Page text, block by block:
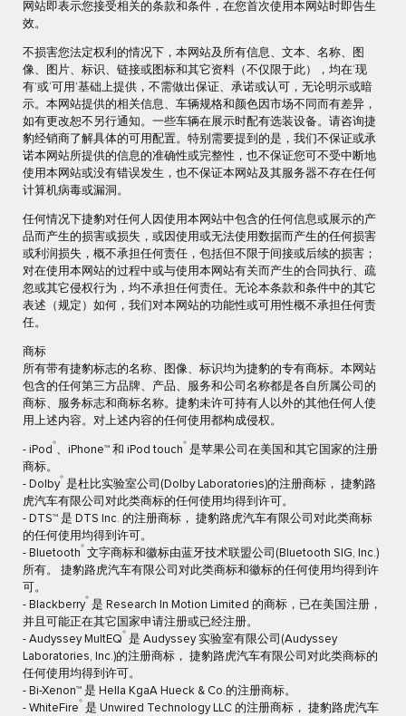
网站即表示您接受相关的条款和条件，在您首次使用本网站时即告生
效。
不损害您法定权利的情况下，本网站及所有信息、文本、名称、图
像、图片、标识、链接或图标和其它资料（不仅限于此），均在‘现
有’或‘可用’基础上提供，不需做出保证、承诺或认可，无论明示或暗
示。本网站提供的相关信息、车辆规格和颜色因市场不同而有差异，
如有更改恕不另行通知。一些车辆在展示时配有选装设备。请咨询捷
豹经销商了解具体的可用配置。特别需要提到的是，我们不保证或承
诺本网站所提供的信息的准确性或完整性，也不保证您可不受中断地
使用本网站或没有错误发生，也不保证本网站及其服务器不存在任何
计算机病毒或漏洞。
任何情况下捷豹对任何人因使用本网站中包含的任何信息或展示的产
品而产生的损害或损失，或因使用或无法使用数据而产生的任何损害
或利润损失，概不承担任何责任，包括但不限于间接或后续的损害；
对在使用本网站的过程中或与使用本网站有关而产生的合同执行、疏
忽或其它侵权行为，均不承担任何责任。无论本条款和条件中的其它
表述（规定）如何，我们对本网站的功能性或可用性概不承担任何责
任。
商标
所有带有捷豹标志的名称、图像、标识均为捷豹的专有商标。本网站
包含的任何第三方品牌、产品、服务和公司名称都是各自所属公司的
商标、服务标志和商标名称。捷豹未许可持有人以外的其他任何人使
用上述内容。对上述内容的任何使用都构成侵权。
- iPod ®、iPhone™ 和 iPod touch® 是苹果公司在美国和其它国家的注册
商标。
- Dolby® 是杜比实验室公司(Dolby Laboratories)的注册商标， 捷豹路
虎汽车有限公司对此类商标的任何使用均得到许可。
- DTS™ 是 DTS Inc. 的注册商标， 捷豹路虎汽车有限公司对此类商标
的任何使用均得到许可。
- Bluetooth® 文字商标和徽标由蓝牙技术联盟公司(Bluetooth SIG, Inc.)
所有。 捷豹路虎汽车有限公司对此类商标和徽标的任何使用均得到许
可。
- Blackberry® 是 Research In Motion Limited 的商标，已在美国注册，
并且可能正在其它国家申请注册或已经注册。
- Audyssey MultEQ® 是 Audyssey 实验室有限公司(Audyssey
Laboratories, Inc.)的注册商标， 捷豹路虎汽车有限公司对此类商标的
任何使用均得到许可。
- Bi-Xenon™ 是 Hella KgaA Hueck & Co.的注册商标。
- WhiteFire® 是 Unwired Technology LLC 的注册商标， 捷豹路虎汽车